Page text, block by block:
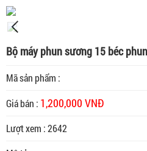
Bộ máy phun sương 15 béc
Mã sản phẩm :
Giá bán : 1,200,000 VNĐ
Lượt xem : 2642